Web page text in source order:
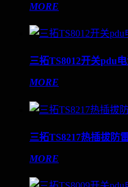
MORE
三拓TS8012开关pdu
MORE
三拓TS8217热插拔防
MORE